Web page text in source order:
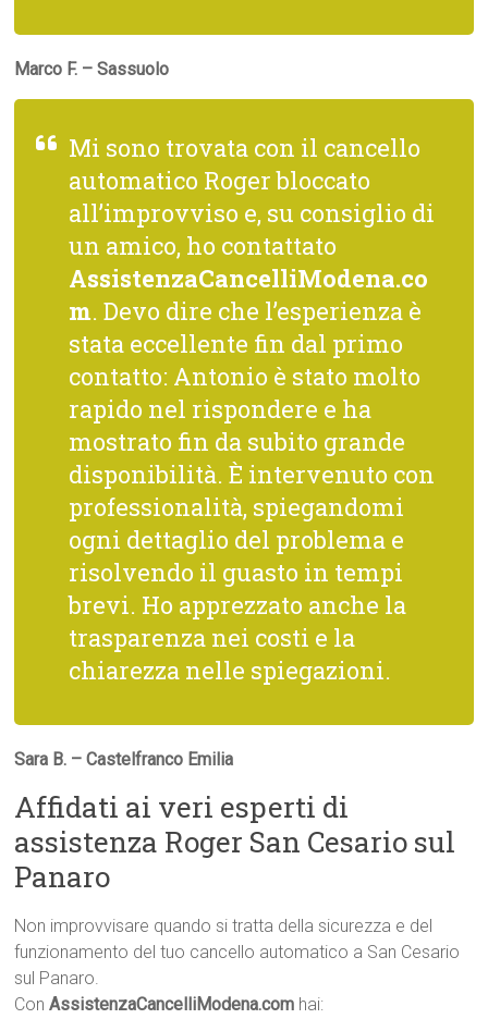
Marco F. – Sassuolo
Mi sono trovata con il cancello
automatico Roger bloccato
all’improvviso e, su consiglio di
un amico, ho contattato
AssistenzaCancelliModena.co
m. Devo dire che l’esperienza è
stata eccellente fin dal primo
contatto: Antonio è stato molto
rapido nel rispondere e ha
mostrato fin da subito grande
disponibilità. È intervenuto con
professionalità, spiegandomi
ogni dettaglio del problema e
risolvendo il guasto in tempi
brevi. Ho apprezzato anche la
trasparenza nei costi e la
chiarezza nelle spiegazioni.
Sara B. – Castelfranco Emilia
Affidati ai veri esperti di
assistenza Roger San Cesario sul
Panaro
Non improvvisare quando si tratta della sicurezza e del
funzionamento del tuo cancello automatico a San Cesario
sul Panaro.
ConAssistenzaCancelliModena.com hai: